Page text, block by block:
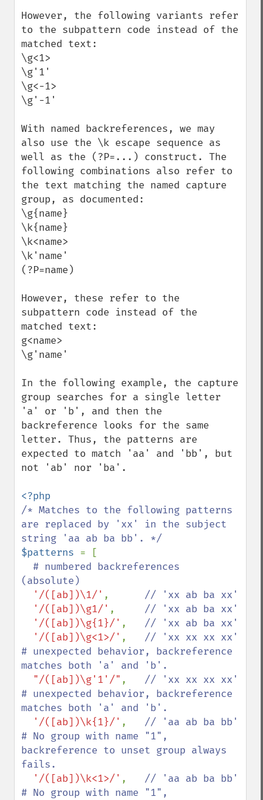
However, the following variants refer
to the subpattern code instead of the
matched text:
\g<1>
\g'1'
\g<-1>
\g'-1'
With named backreferences, we may
also use the \k escape sequence as
well as the (?P=...) construct. The
following combinations also refer to
the text matching the named capture
group, as documented:
\g{name}
\k{name}
\k<name>
\k'name'
(?P=name)
However, these refer to the
subpattern code instead of the
matched text:
g<name>
\g'name'
In the following example, the capture
group searches for a single letter
'a' or 'b', and then the
backreference looks for the same
letter. Thus, the patterns are
expected to match 'aa' and 'bb', but
not 'ab' nor 'ba'.
/* Matches to the following patterns
are replaced by 'xx' in the subject
$patterns = [
# numbered backreferences
(absolute)
'/([ab])\1/' , // 'xx ab ba xx'
'/([ab])\g1/' , // 'xx ab ba xx'
'/([ab])\g{1}/' , // 'xx ab ba xx'
'/([ab])\g<1>/' , // 'xx xx xx xx'
# unexpected behavior, backreference
matches both 'a' and 'b'.
"/([ab])\g'1'/" , // 'xx xx xx xx'
# unexpected behavior, backreference
matches both 'a' and 'b'.
'/([ab])\k{1}/' , // 'aa ab ba bb'
# No group with name "1",
backreference to unset group always
fails.
'/([ab])\k<1>/' , // 'aa ab ba bb'
# No group with name "1",